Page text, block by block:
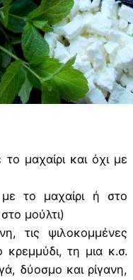
μαχαίρι και όχι με
το μαχαίρι ή στο
μούλτι)
τις ψιλοκομμένες
κρεμμύδι, τη μια κ.σ.
δύοσμο και ρίγανη,